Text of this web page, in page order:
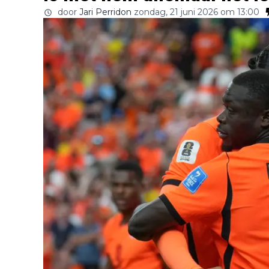
door Jari Perridon zondag, 21 juni 2026 om 13:00